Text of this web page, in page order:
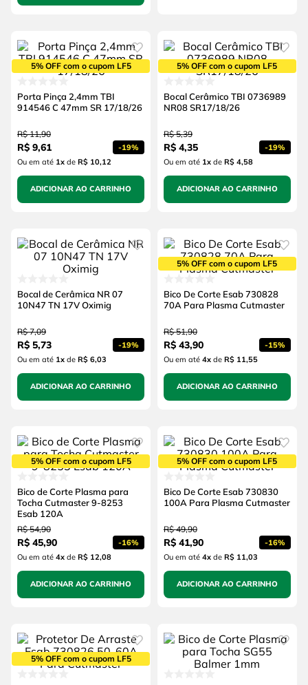
5% OFF com o cupom LF5
Porta Pinça 2,4mm TBI
914546 C 47mm SR 17/18/26
R$ 11,90
R$ 9,61 -19%
Ou em até 1xde R$ 10,12
ADICIONAR AO CARRINHO
5% OFF com o cupom LF5
Bocal Cerâmico TBI 0736989
NR08 SR17/18/26
R$ 5,39
R$ 4,35 -19%
Ou em até 1xde R$ 4,58
ADICIONAR AO CARRINHO
Bocal de Cerâmica NR 07
10N47 TN 17V Oximig
R$ 7,09
R$ 5,73 -19%
Ou em até 1xde R$ 6,03
ADICIONAR AO CARRINHO
5% OFF com o cupom LF5
Bico De Corte Esab 730828
70A Para Plasma Cutmaster
R$ 51,90
R$ 43,90 -15%
Ou em até 4xde R$ 11,55
ADICIONAR AO CARRINHO
5% OFF com o cupom LF5
Bico de Corte Plasma para
Tocha Cutmaster 9-8253
Esab 120A
R$ 54,90
R$ 45,90 -16%
Ou em até 4xde R$ 12,08
ADICIONAR AO CARRINHO
5% OFF com o cupom LF5
Bico De Corte Esab 730830
100A Para Plasma Cutmaster
R$ 49,90
R$ 41,90 -16%
Ou em até 4xde R$ 11,03
ADICIONAR AO CARRINHO
5% OFF com o cupom LF5